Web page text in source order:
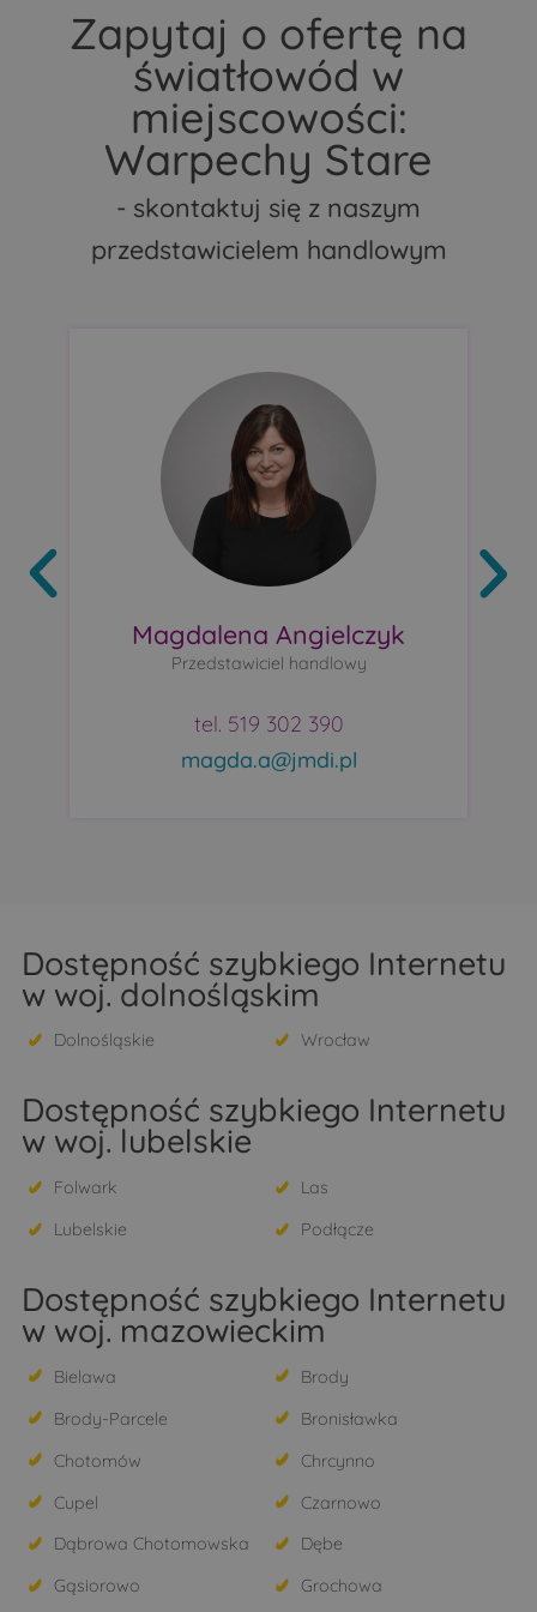
Zapytaj o ofertę na
światłowód w
miejscowości:
Warpechy Stare
- skontaktuj się z naszym
przedstawicielem handlowym
Magdalena Angielczyk
Przedstawiciel handlowy
tel. 519 302 390
magda.a@jmdi.pl
Dostępność szybkiego Internetu
w woj. dolnośląskim
Dolnośląskie Wrocław
Dostępność szybkiego Internetu
w woj. lubelskie
Folwark
Las
Lubelskie
Podłącze
Dostępność szybkiego Internetu
w woj. mazowieckim
Bielawa
Brody
Brody-Parcele
Bronisławka
Chotomów
Chrcynno
Cupel
Czarnowo
Dąbrowa Chotomowska
Dębe
Gąsiorowo
Grochowa